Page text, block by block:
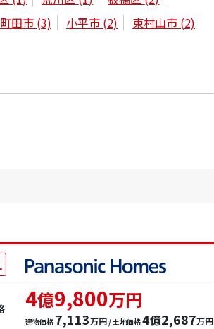
町田市 (3) 小平市 (2) 東村山市 (2)
4億9,800万円
建物価格 7,113万円 / 土地価格4億2,687万円